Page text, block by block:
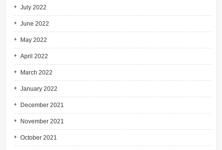
July 2022
June 2022
May 2022
April 2022
March 2022
January 2022
December 2021
November 2021
October 2021